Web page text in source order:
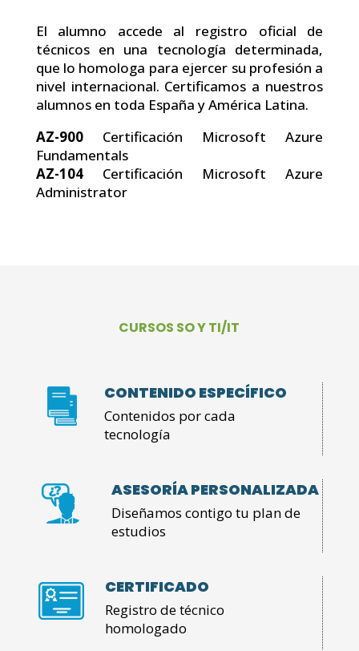
El alumno accede al registro oficial de
técnicos en una tecnología determinada,
que lo homologa para ejercer su profesión a
nivel internacional. Certificamos a nuestros
alumnos en toda España y América Latina.
AZ-900Certificación Microsoft Azure
Fundamentals
AZ-104Certificación Microsoft Azure
Administrator
CURSOS SO Y TI/IT
CONTENIDO ESPECÍFICO
Contenidos por cada
tecnología
ASESORÍA PERSONALIZADA
Diseñamos contigo tu plan de
estudios
CERTIFICADO
Registro de técnico
homologado